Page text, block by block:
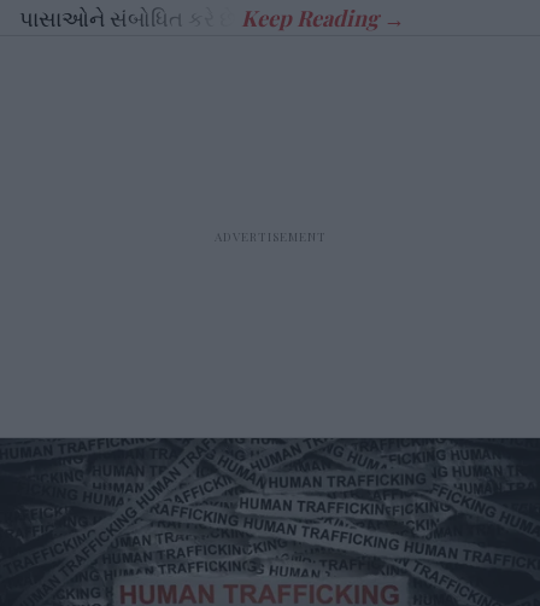
પાસાઓને સંબોધિત કરે છે.